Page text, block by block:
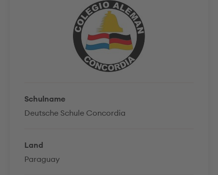
Schulname
Deutsche Schule Concordia
Land
Paraguay